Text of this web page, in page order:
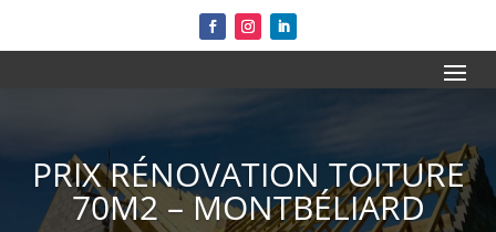
PRIX RÉNOVATION TOITURE
70M2 – MONTBÉLIARD